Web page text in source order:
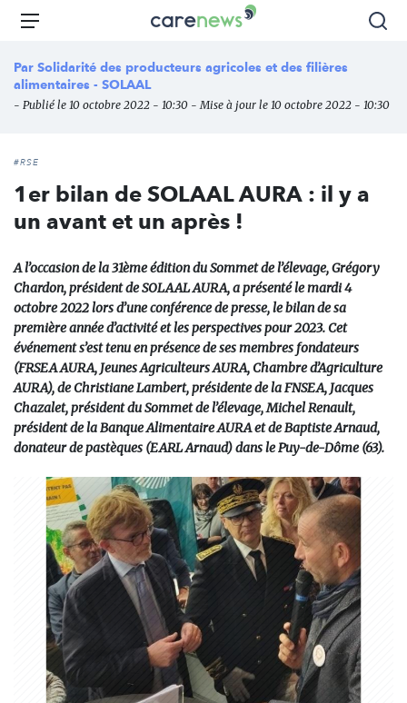
Aller
principal
Carenews,
média
acteurs
Menu
Par Solidarité des producteurs agricoles et des filières
alimentaires - SOLAAL
- Publié le 10 octobre 2022 - 10:30 - Mise à jour le 10 octobre 2022 - 10:30
#RSE
1er bilan de SOLAAL AURA : il y a
un avant et un après !
A l’occasion de la 31ème édition du Sommet de l’élevage, Grégory
Chardon, président de SOLAAL AURA, a présenté le mardi 4
octobre 2022 lors d’une conférence de presse, le bilan de sa
première année d’activité et les perspectives pour 2023. Cet
événement s’est tenu en présence de ses membres fondateurs
(FRSEA AURA, Jeunes Agriculteurs AURA, Chambre d’Agriculture
AURA), de Christiane Lambert, présidente de la FNSEA, Jacques
Chazalet, président du Sommet de l’élevage, Michel Renault,
président de la Banque Alimentaire AURA et de Baptiste Arnaud,
donateur de pastèques (EARL Arnaud) dans le Puy-de-Dôme (63).